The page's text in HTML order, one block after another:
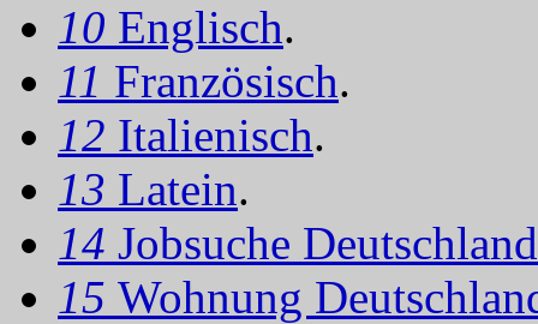
10 Englisch.
11 Französisch.
12 Italienisch.
13 Latein.
14 Jobsuche Deutschland
15 Wohnung